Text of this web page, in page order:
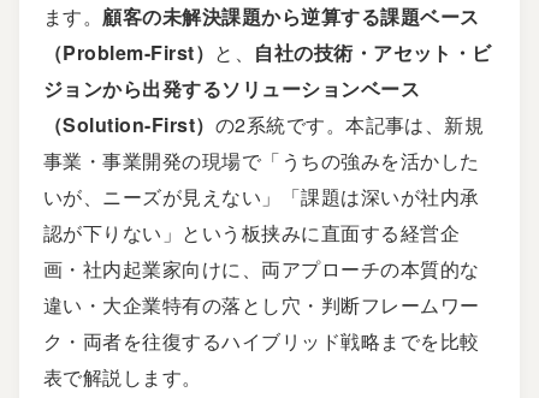
ます。顧客の未解決課題から逆算する課題ベース
（Problem-First） と、 自社の技術・アセット・ビ
ジョンから出発するソリューションベース
（Solution-First） の2系統です。本記事は、新規
事業・事業開発の現場で「うちの強みを活かした
いが、ニーズが見えない」「課題は深いが社内承
認が下りない」という板挟みに直面する経営企
画・社内起業家向けに、両アプローチの本質的な
違い・大企業特有の落とし穴・判断フレームワー
ク・両者を往復するハイブリッド戦略までを比較
表で解説します。